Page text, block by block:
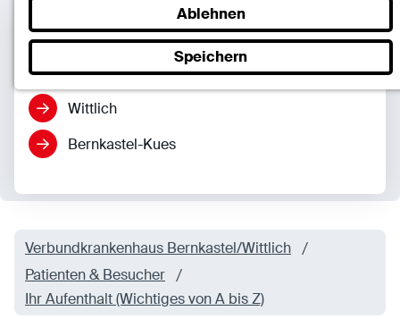
Wittlich
Bernkastel-Kues
Verbundkrankenhaus Bernkastel/Wittlich
Patienten & Besucher
Ihr Aufenthalt (Wichtiges von A bis Z)
Funktionen und sind für die einwandfreie Funktion
der Website erforderlich.
SC.Cookie
Name:mscookie
Anbieter: Eigentümer dieser Website
Zweck:
Cookieeinstellungen.
Externe Medien
Mit Ihrer Zustimmung erlauben Sie das Laden von
externen Medien.
Ablehnen
Speichern